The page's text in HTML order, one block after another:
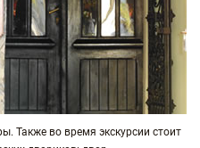
Также во время экскурсии стоит